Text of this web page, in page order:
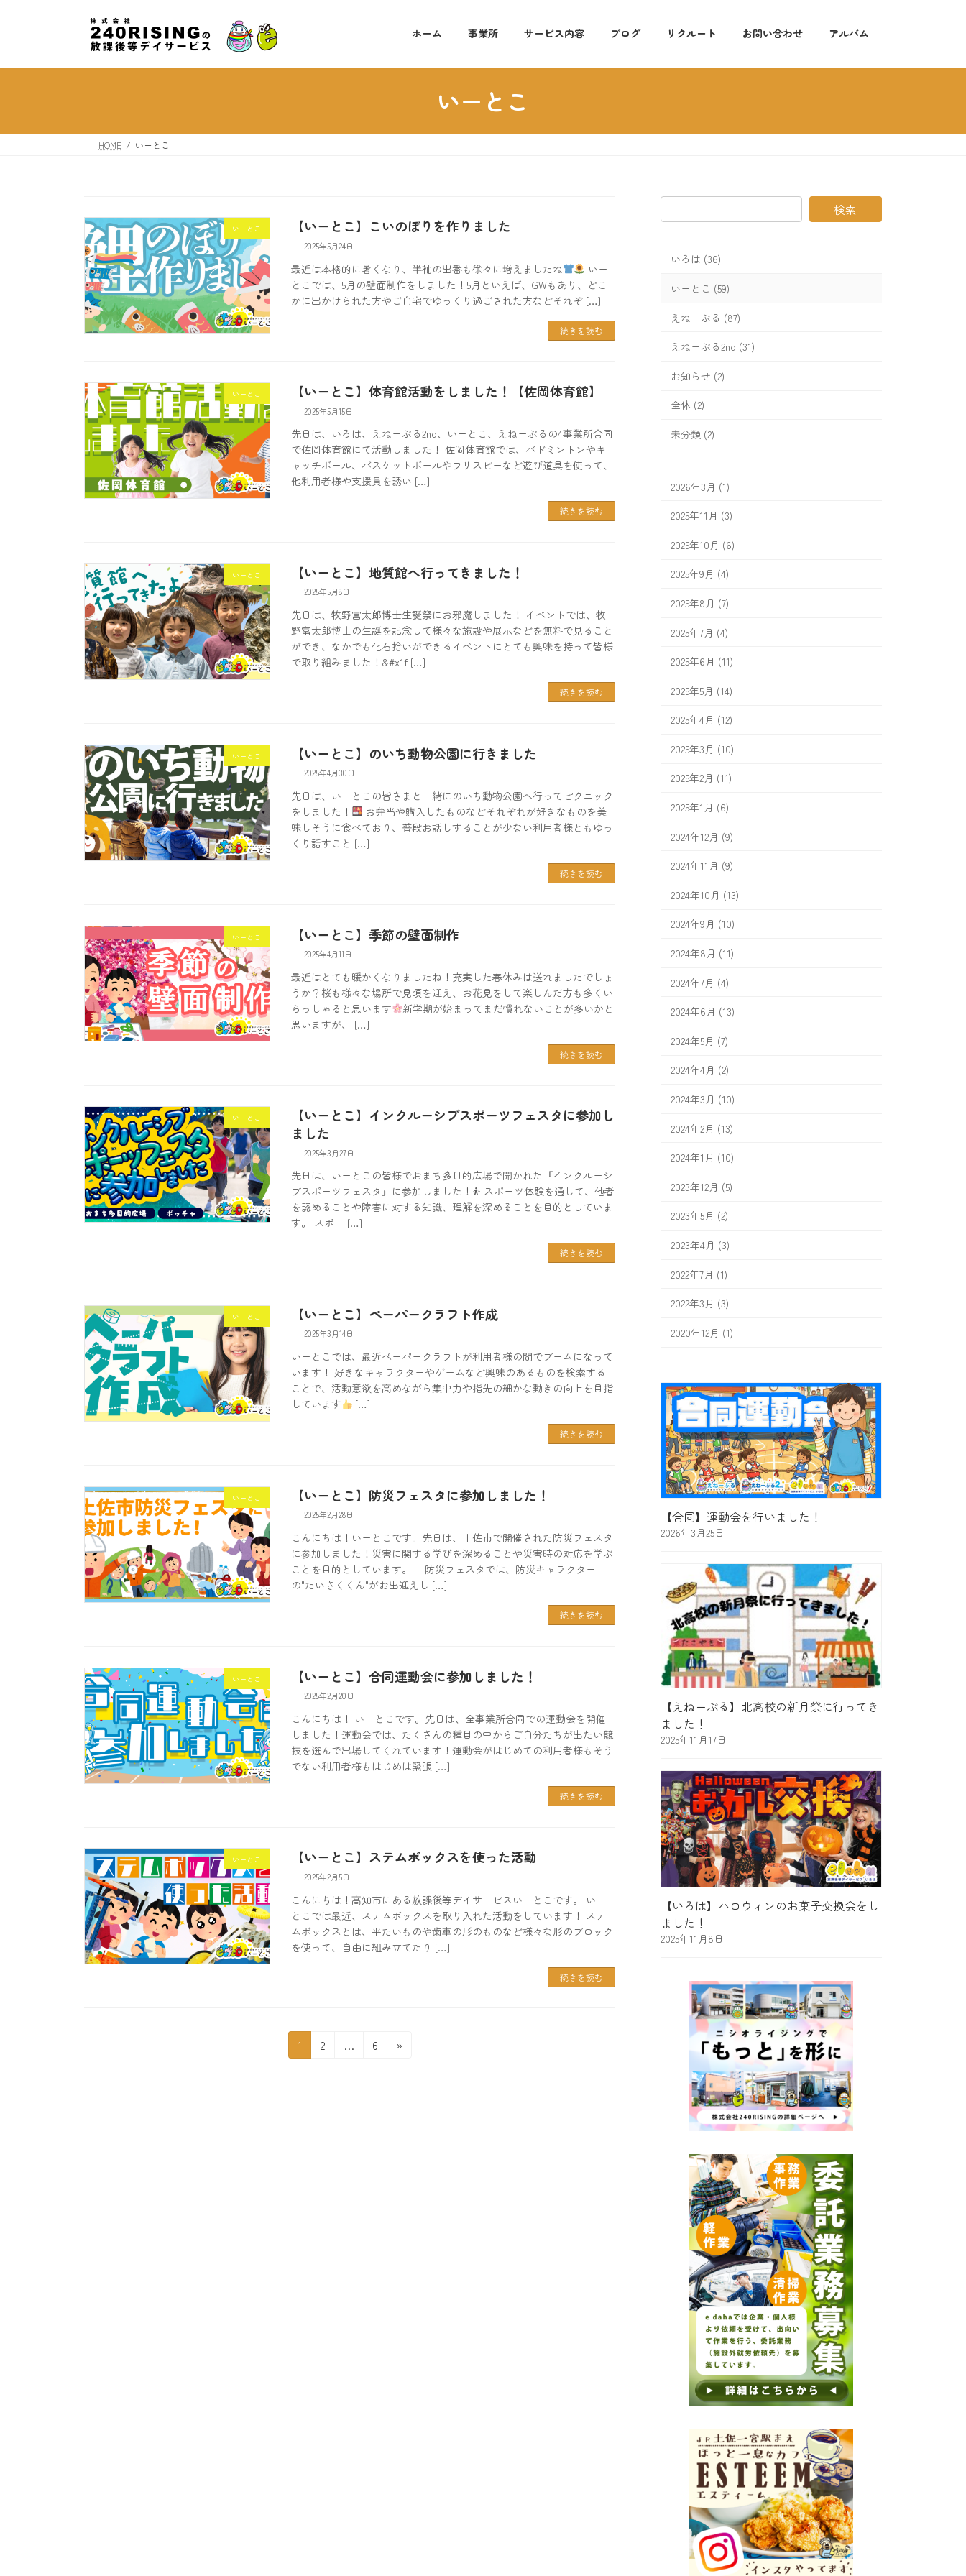
ホーム 事業所 サービス内容 ブログ リクルート お問い合わせ アルバム
いーとこ
HOME いーとこ
いーとこ 【いーとこ】こいのぼりを作りました
2025年5月24日
最近は本格的に暑くなり、半袖の出番も徐々に増えましたね
いー
とこでは、5月の壁面制作をしました！5月といえば、GWもあり、どこ
かに出かけられた方やご自宅でゆっくり過ごされた方などそれぞ […]
続きを読む
いーとこ 【いーとこ】体育館活動をしました！【佐岡体育館】
2025年5月15日
先日は、いろは、えねーぶる2nd、いーとこ、えねーぶるの4事業所合同
で佐岡体育館にて活動しました！ 佐岡体育館では、バドミントンやキ
ャッチボール、バスケットボールやフリスビーなど遊び道具を使って、
他利用者様や支援員を誘い […]
続きを読む
いーとこ 【いーとこ】地質館へ行ってきました！
2025年5月8日
先日は、牧野富太郎博士生誕祭にお邪魔しました！ イベントでは、牧
野富太郎博士の生誕を記念して様々な施設や展示などを無料で見ること
ができ、なかでも化石拾いができるイベントにとても興味を持って皆様
で取り組みました！&#x1f […]
続きを読む
いーとこ 【いーとこ】のいち動物公園に行きました
2025年4月30日
先日は、いーとこの皆さまと一緒にのいち動物公園へ行ってピクニック
をしました！
お弁当や購入したものなどそれぞれが好きなものを美
味しそうに食べており、普段お話しすることが少ない利用者様ともゆっ
くり話すこと […]
続きを読む
いーとこ 【いーとこ】季節の壁面制作
2025年4月11日
最近はとても暖かくなりましたね！充実した春休みは送れましたでしょ
うか？桜も様々な場所で見頃を迎え、お花見をして楽しんだ方も多くい
らっしゃると思います
新学期が始まってまだ慣れないことが多いかと
思いますが、 […]
続きを読む
いーとこ
【いーとこ】インクルーシブスポーツフェスタに参加し
ました
2025年3月27日
先日は、いーとこの皆様でおまち多目的広場で開かれた『インクルーシ
ブスポーツフェスタ』に参加しました！⛹ スポーツ体験を通して、他者
を認めることや障害に対する知識、理解を深めることを目的としていま
す。 スポー […]
続きを読む
いーとこ 【いーとこ】ペーパークラフト作成
2025年3月14日
いーとこでは、最近ペーパークラフトが利用者様の間でブームになって
います！ 好きなキャラクターやゲームなど興味のあるものを検索する
ことで、活動意欲を高めながら集中力や指先の細かな動きの向上を目指
しています
[…]
続きを読む
いーとこ 【いーとこ】防災フェスタに参加しました！
2025年2月28日
こんにちは！いーとこです。先日は、土佐市で開催された防災フェスタ
に参加しました！災害に関する学びを深めることや災害時の対応を学ぶ
ことを目的としています。 防災フェスタでは、防災キャラクター
の"たいさくくん"がお出迎えし […]
続きを読む
いーとこ 【いーとこ】合同運動会に参加しました！
2025年2月20日
こんにちは！ いーとこです。先日は、全事業所合同での運動会を開催
しました！運動会では、たくさんの種目の中からご自分たちが出たい競
技を選んで出場してくれています！運動会がはじめての利用者様もそう
でない利用者様もはじめは緊張 […]
続きを読む
いーとこ 【いーとこ】ステムボックスを使った活動
2025年2月5日
こんにちは！高知市にある放課後等デイサービスいーとこです。 いー
とこでは最近、ステムボックスを取り入れた活動をしています！ ステ
ムボックスとは、平たいものや歯車の形のものなど様々な形のブロック
を使って、自由に組み立てたり […]
続きを読む
固
定
1
固
2 …
固
6 »
検索
いろは (36)
いーとこ (59)
えねーぶる (87)
えねーぶる2nd (31)
お知らせ (2)
全体 (2)
未分類 (2)
2026年3月 (1)
2025年11月 (3)
2025年10月 (6)
2025年9月 (4)
2025年8月 (7)
2025年7月 (4)
2025年6月 (11)
2025年5月 (14)
2025年4月 (12)
2025年3月 (10)
2025年2月 (11)
2025年1月 (6)
2024年12月 (9)
2024年11月 (9)
2024年10月 (13)
2024年9月 (10)
2024年8月 (11)
2024年7月 (4)
2024年6月 (13)
2024年5月 (7)
2024年4月 (2)
2024年3月 (10)
2024年2月 (13)
2024年1月 (10)
2023年12月 (5)
2023年5月 (2)
2023年4月 (3)
2022年7月 (1)
2022年3月 (3)
2020年12月 (1)
【合同】運動会を行いました！
2026年3月25日
【えねーぶる】北高校の新月祭に行ってき
ました！
2025年11月17日
【いろは】ハロウィンのお菓子交換会をし
ました！
2025年11月8日